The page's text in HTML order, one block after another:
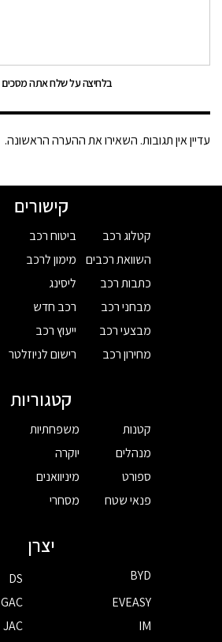
בלחיצה על שלח אתה מסכים
עדיין אין תגובות. השאירו את ההערה הראשונה.
קישורים
קטלוג רכב
השוואת רכבים
כתבות רכב
מבחני רכב
מבצעי רכב
מחירון רכב
ביטוח רכב
מימון לרכב
ליסינג
רכב חדש
ייעוץ רכב
רישום לניוזלטר
קטגוריות
קטנות
מנהלים
ספורט
פנאי שטח
משפחתיות
יוקרה
מיניוואנים
מסחרי
יצרן
BYD
DS
EVEASY
GAC
IM
JAC